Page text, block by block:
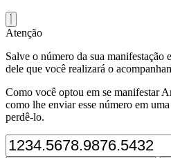
Atenção
Salve o número da sua manifestação
dele que você realizará o
Como você optou em se manifestar
como lhe enviar esse número em
perdê-lo.